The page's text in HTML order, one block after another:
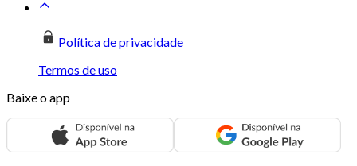
Política de privacidade
Termos de uso
Baixe o app